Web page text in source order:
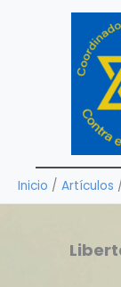
Inicio Artículos